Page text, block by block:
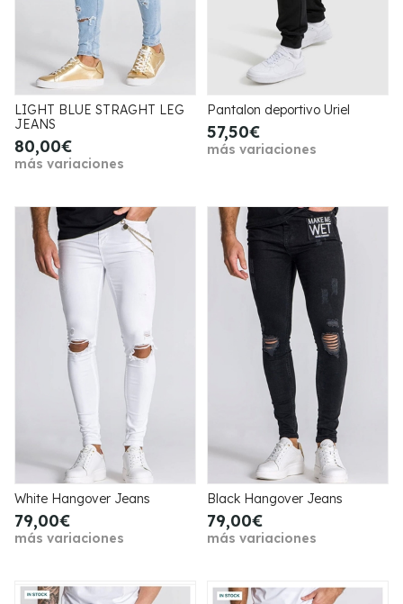
LIGHT BLUE STRAGHT LEG
JEANS
80,00€
más variaciones
Pantalon deportivo Uriel
57,50€
más variaciones
White Hangover Jeans
79,00€
más variaciones
Black Hangover Jeans
79,00€
más variaciones